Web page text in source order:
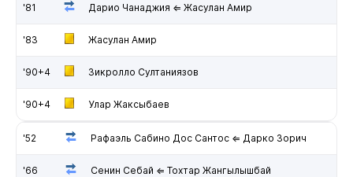
'81 Дарио Чанаджия ⇐ Жасулан Амир
'83 Жасулан Амир
'90+4 Зикролло Султаниязов
'90+4 Улар Жаксыбаев
'52 Рафаэль Сабино Дос Сантос ⇐ Дарко Зорич
'66 Сенин Себай ⇐ Тохтар Жангылышбай